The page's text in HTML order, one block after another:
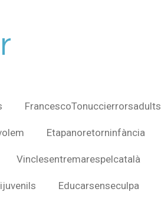
FrancescoTonuccierrorsadults
Etapanoretorninfància
Vinclesentremarespelcatalà
Educarsenseculpa